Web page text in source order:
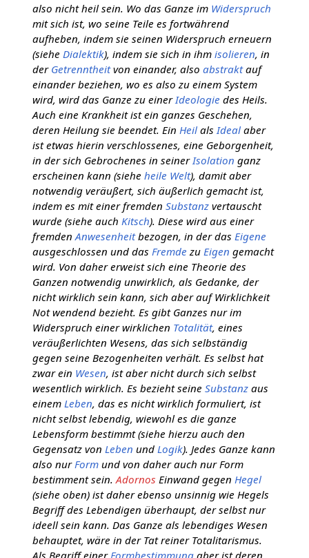
also nicht heil sein. Wo das Ganze im Widerspruch
mit sich ist, wo seine Teile es fortwährend
aufheben, indem sie seinen Widerspruch erneuern
(siehe Dialektik), indem sie sich in ihm isolieren, in
der Getrenntheitvon einander, also abstraktauf
einander beziehen, wo es also zu einem System
wird, wird das Ganze zu einer Ideologie des Heils.
Auch eine Krankheit ist ein ganzes Geschehen,
deren Heilung sie beendet. Ein Heilals Idealaber
ist etwas hierin verschlossenes, eine Geborgenheit,
in der sich Gebrochenes in seiner Isolation ganz
erscheinen kann (siehe heile Welt), damit aber
notwendig veräußert, sich äußerlich gemacht ist,
indem es mit einer fremden Substanzvertauscht
wurde (siehe auch Kitsch). Diese wird aus einer
fremden Anwesenheitbezogen, in der das Eigene
ausgeschlossen und das Fremde zu Eigen gemacht
wird. Von daher erweist sich eine Theorie des
Ganzen notwendig unwirklich, als Gedanke, der
nicht wirklich sein kann, sich aber auf Wirklichkeit
Not wendend bezieht. Es gibt Ganzes nur im
Widerspruch einer wirklichen Totalität, eines
veräußerlichten Wesens, das sich selbständig
gegen seine Bezogenheiten verhält. Es selbst hat
zwar ein Wesen, ist aber nicht durch sich selbst
wesentlich wirklich. Es bezieht seine Substanzaus
einem Leben, das es nicht wirklich formuliert, ist
nicht selbst lebendig, wiewohl es die ganze
Lebensform bestimmt (siehe hierzu auch den
Gegensatz von Leben und Logik). Jedes Ganze kann
also nur Formund von daher auch nur Form
bestimment sein. Adornos Einwand gegen Hegel
(siehe oben) ist daher ebenso unsinnig wie Hegels
Begriff des Lebendigen überhaupt, der selbst nur
ideell sein kann. Das Ganze als lebendiges Wesen
behauptet, wäre in der Tat reiner Totalitarismus.
Als Begriff einer Formbestimmungaber ist deren